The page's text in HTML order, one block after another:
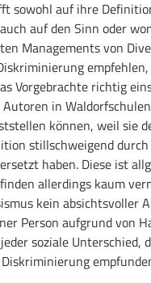
sowohl auf ihre
auf den Sinn oder
Managements von
Vorgebrachte richtig
in
können, weil sie
stillschweigend
haben. Diese ist
allerdings kaum
kein absichtsvoller
Person aufgrund von
soziale Unterschied,